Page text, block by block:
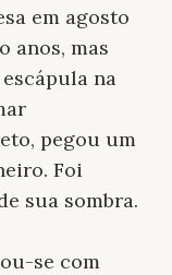
em agosto
anos, mas
na
pegou um
Foi
sua sombra.
se com